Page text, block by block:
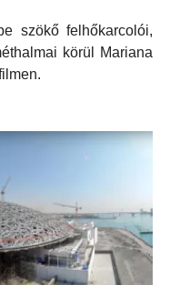
szökő felhőkarcolói,
körül Mariana